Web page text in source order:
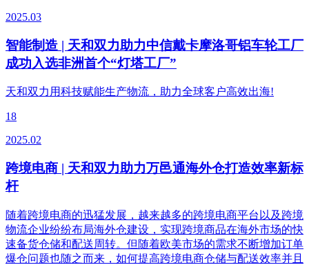
2025.03
智能制造 | 天和双力助力中信戴卡摩洛哥铝车轮工厂
成功入选非洲首个“灯塔工厂”
天和双力用科技赋能生产物流，助力全球客户高效出海!
18
2025.02
跨境电商 | 天和双力助力万邑通海外仓打造效率新标
杆
随着跨境电商的迅猛发展，越来越多的跨境电商平台以及跨境
物流企业纷纷布局海外仓建设，实现跨境商品在海外市场的快
速备货仓储和配送周转。但随着欧美市场的需求不断增加订单
爆仓问题也随之而来，如何提高跨境电商仓储与配送效率并且